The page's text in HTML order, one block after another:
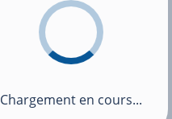
Chargement en cours...